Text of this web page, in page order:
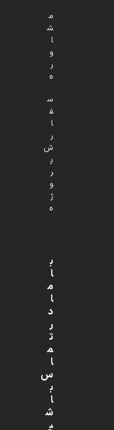
م
ش
ا
و
ر
ه
س
ف
ا
ر
ش
پ
ر
و
ژ
ه
ب
ا
م
ا
د
ر
ت
م
ا
س
ب
ا
ش
ی